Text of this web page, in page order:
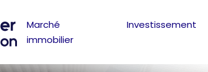
Marché
immobilier
Investissement